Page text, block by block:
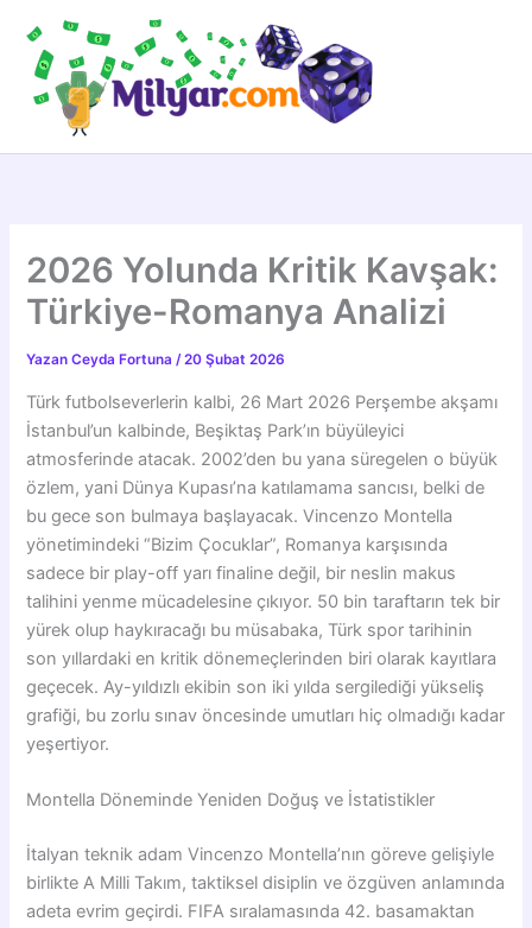
atla
2026 Yolunda Kritik Kavşak:
Türkiye-Romanya Analizi
Yazan Ceyda Fortuna/20 Şubat 2026
Türk futbolseverlerin kalbi, 26 Mart 2026 Perşembe akşamı
İstanbul’un kalbinde, Beşiktaş Park’ın büyüleyici
atmosferinde atacak. 2002’den bu yana süregelen o büyük
özlem, yani Dünya Kupası’na katılamama sancısı, belki de
bu gece son bulmaya başlayacak. Vincenzo Montella
yönetimindeki “Bizim Çocuklar”, Romanya karşısında
sadece bir play-off yarı finaline değil, bir neslin makus
talihini yenme mücadelesine çıkıyor. 50 bin taraftarın tek bir
yürek olup haykıracağı bu müsabaka, Türk spor tarihinin
son yıllardaki en kritik dönemeçlerinden biri olarak kayıtlara
geçecek. Ay-yıldızlı ekibin son iki yılda sergilediği yükseliş
grafiği, bu zorlu sınav öncesinde umutları hiç olmadığı kadar
yeşertiyor.
Montella Döneminde Yeniden Doğuş ve İstatistikler
İtalyan teknik adam Vincenzo Montella’nın göreve gelişiyle
birlikte A Milli Takım, taktiksel disiplin ve özgüven anlamında
adeta evrim geçirdi. FIFA sıralamasında 42. basamaktan